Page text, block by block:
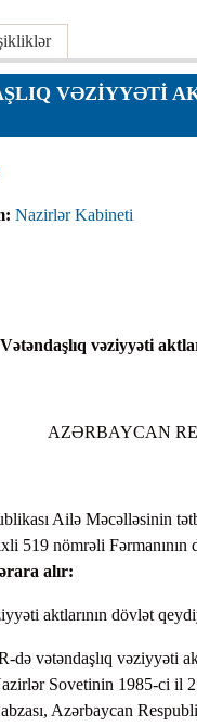
VƏZIYYƏTI
Nazirlər Kabineti
vəziyyəti
AZƏRBAYCAN
Ailə Məcəlləsinin
519 nömrəli Fərmanının
alır:
aktlarının dövlət
də vətəndaşlıq vəziyyəti
Sovetinin 1985-ci il
Azərbaycan